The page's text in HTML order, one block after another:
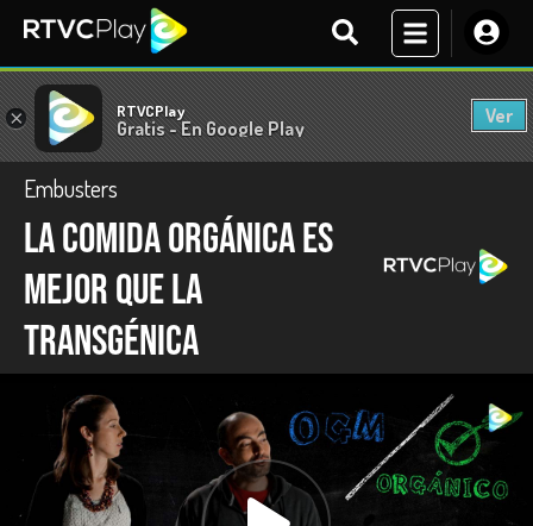
× RTVCPlay
Gratis - En Google Play
Ver
Embusters
La comida orgánica es
mejor que la
transgénica